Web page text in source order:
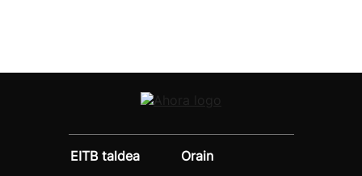
EITB taldea
Orain